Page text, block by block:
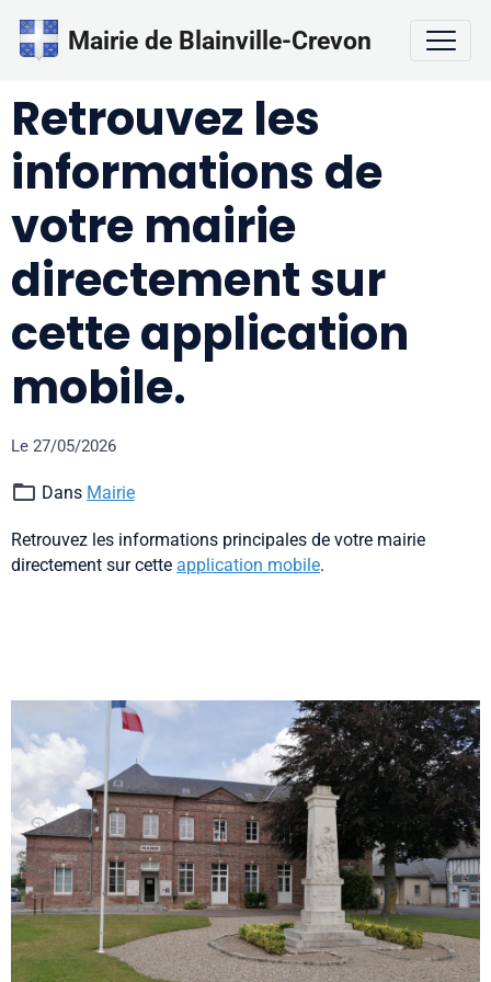
Mairie de Blainville-Crevon
Retrouvez les
informations de
votre mairie
directement sur
cette application
mobile.
Le 27/05/2026
Dans Mairie
Retrouvez les informations principales de votre mairie
directement sur cette application mobile.